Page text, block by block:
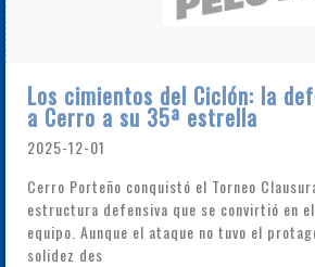
Los cimientos del Ciclón: la
a Cerro a su 35ª estrella
2025-12-01
Cerro Porteño conquistó el Torneo
estructura defensiva que se convirtió en
equipo. Aunque el ataque no tuvo el
solidez des